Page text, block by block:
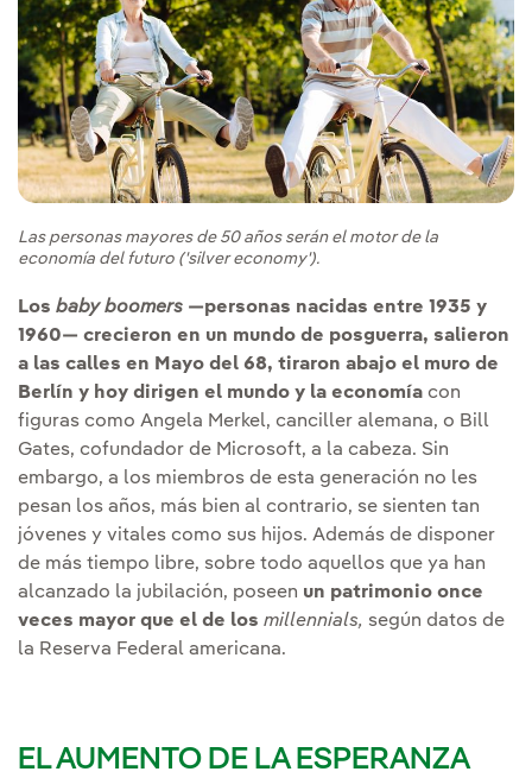
Las personas mayores de 50 años serán el motor de la
economía del futuro ('silver economy').
Los baby boomers —personas nacidas entre 1935 y
1960— crecieron en un mundo de posguerra, salieron
a las calles en Mayo del 68, tiraron abajo el muro de
Berlín y hoy dirigen el mundo y la economía con
figuras como Angela Merkel, canciller alemana, o Bill
Gates, cofundador de Microsoft, a la cabeza. Sin
embargo, a los miembros de esta generación no les
pesan los años, más bien al contrario, se sienten tan
jóvenes y vitales como sus hijos. Además de disponer
de más tiempo libre, sobre todo aquellos que ya han
alcanzado la jubilación, poseen un patrimonio once
veces mayor que el de los millennials, según datos de
la Reserva Federal americana.
EL AUMENTO DE LA ESPERANZA